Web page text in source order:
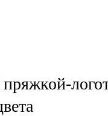
пряжкой-